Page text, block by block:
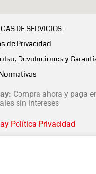
DE SERVICIOS -
de Privacidad
Devoluciones y
Compra ahora y paga
sin intereses
Política Privacidad